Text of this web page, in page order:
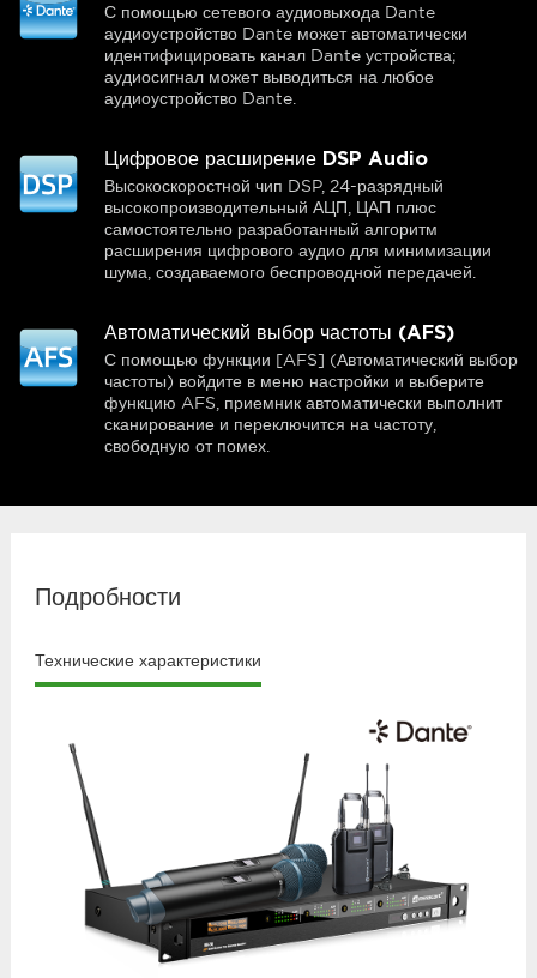
С помощью сетевого аудиовыхода Dante
аудиоустройство Dante может автоматически
идентифицировать канал Dante устройства;
аудиосигнал может выводиться на любое
аудиоустройство Dante.
Цифровое расширение DSP Audio
Высокоскоростной чип DSP, 24-разрядный
высокопроизводительный АЦП, ЦАП плюс
самостоятельно разработанный алгоритм
расширения цифрового аудио для минимизации
шума, создаваемого беспроводной передачей.
Автоматический выбор частоты (AFS)
С помощью функции [AFS] (Автоматический выбор
частоты) войдите в меню настройки и выберите
функцию AFS, приемник автоматически выполнит
сканирование и переключится на частоту,
свободную от помех.
Подробности
Технические характеристики